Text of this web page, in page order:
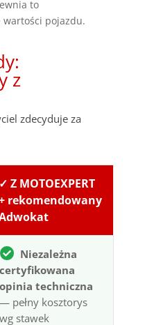
to
pojazdu.
z
zdecyduje za
✓ Z MOTOEXPERT
rekomendowany
Niezależna
certyfikowana
opinia techniczna
— pełny kosztorys
wg stawek